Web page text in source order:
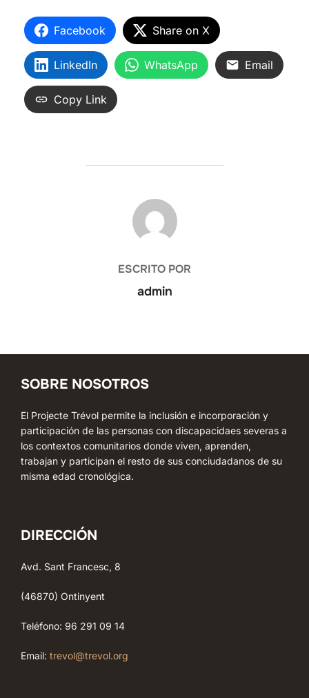
Facebook Share on X
LinkedIn WhatsApp Email
Copy Link
AUTOR DE LA ENTRADA
ESCRITO POR
admin
SOBRE NOSOTROS
El Projecte Trévol permite la inclusión e incorporación y
participación de las personas con discapacidaes severas a
los contextos comunitarios donde viven, aprenden,
trabajan y participan el resto de sus conciudadanos de su
misma edad cronológica.
DIRECCIÓN
Avd. Sant Francesc, 8
(46870) Ontinyent
Teléfono: 96 291 09 14
Email: trevol@trevol.org